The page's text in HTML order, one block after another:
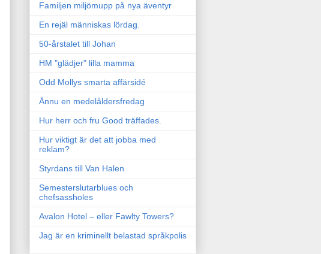
Familjen miljömupp på nya äventyr
En rejäl människas lördag.
50-årstalet till Johan
HM "glädjer" lilla mamma
Odd Mollys smarta affärsidé
Ännu en medelåldersfredag
Hur herr och fru Good träffades.
Hur viktigt är det att jobba med
reklam?
Styrdans till Van Halen
Semesterslutarblues och
chefsassholes
Avalon Hotel – eller Fawlty Towers?
Jag är en kriminellt belastad språkpolis